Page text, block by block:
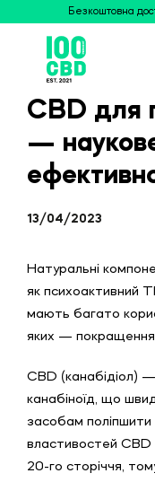
Безкоштовна
CBD для
—
13/04/2023
Натуральні
як психоактивний
мають багато
яких — покращення
CBD (канабідіол)
канабіноїд, що
засобам
властивостей
20-го сторіччя,